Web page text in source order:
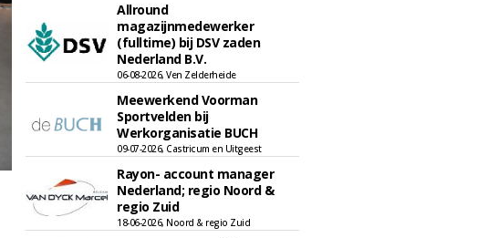
Allround
magazijnmedewerker
(fulltime) bij DSV zaden
Nederland B.V.
06-08-2026, Ven Zelderheide
Meewerkend Voorman
Sportvelden bij
Werkorganisatie BUCH
09-07-2026, Castricum en Uitgeest
Rayon- account manager
Nederland; regio Noord &
regio Zuid
18-06-2026, Noord & regio Zuid